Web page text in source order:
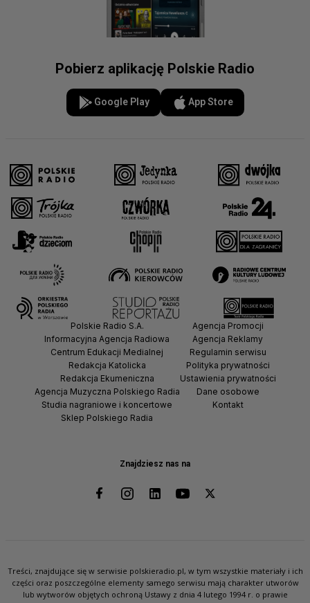
Pobierz aplikację Polskie Radio
Google Play App Store
Znajdziesz nas na
Polskie Radio S.A.
Informacyjna Agencja Radiowa
Centrum Edukacji Medialnej
Redakcja Katolicka
Redakcja Ekumeniczna
Agencja Muzyczna Polskiego Radia
Studia nagraniowe i koncertowe
Sklep Polskiego Radia
Agencja Promocji
Agencja Reklamy
Regulamin serwisu
Polityka prywatności
Ustawienia prywatności
Dane osobowe
Kontakt
Treści, znajdujące się w serwisie polskieradio.pl, w tym wszystkie materiały i ich
części oraz poszczególne elementy samego serwisu mają charakter utworów
lub wytworów objętych ochroną Ustawy z dnia 4 lutego 1994 r. o prawie